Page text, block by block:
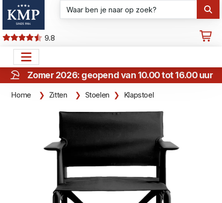
9.8
Zomer 2026: geopend van 10.00 tot 16.00 uur
Home Zitten Stoelen Klapstoel